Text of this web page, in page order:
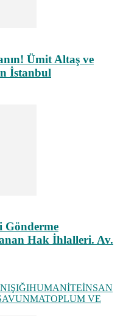
Ümit Altaş ve
İstanbul
Gönderme
Hak İhlalleri. Av.
HUMANİTEİNSAN
TOPLUM VE